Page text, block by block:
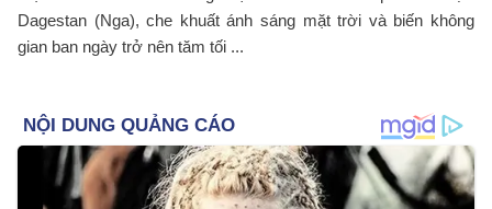
Dagestan (Nga), che khuất ánh sáng mặt trời và biến không
gian ban ngày trở nên tăm tối ...